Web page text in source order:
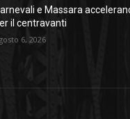
e Massara
il centravanti
6, 2026